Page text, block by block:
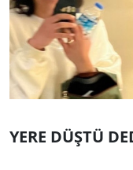
YERE DÜŞTÜ